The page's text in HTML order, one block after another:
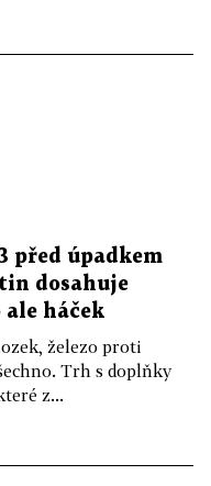
před úpadkem
dosahuje
ale háček
železo proti
Trh s doplňky
z...